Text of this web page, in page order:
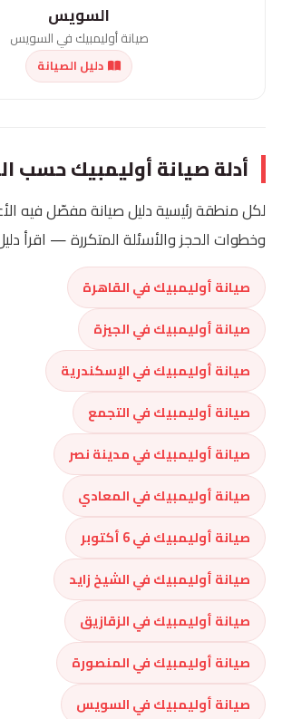
السويس
صيانة أوليمبيك في السويس
دليل الصيانة
أدلة صيانة أوليمبيك حسب
لكل منطقة رئيسية دليل صيانة مفصّل فيه
وخطوات الحجز والأسئلة المتكررة — اقرأ
صيانة أوليمبيك في القاهرة
صيانة أوليمبيك في الجيزة
صيانة أوليمبيك في الإسكندرية
صيانة أوليمبيك في التجمع
صيانة أوليمبيك في مدينة نصر
صيانة أوليمبيك في المعادي
صيانة أوليمبيك في 6 أكتوبر
صيانة أوليمبيك في الشيخ زايد
صيانة أوليمبيك في الزقازيق
صيانة أوليمبيك في المنصورة
صيانة أوليمبيك في السويس